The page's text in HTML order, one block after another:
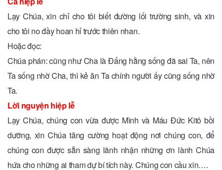
Lạy Chúa, xin chỉ cho tôi biết đường lối trường sinh, và xin
cho tôi no đầy hoan hỉ trước thiên nhan.
Hoặc đọc:
Chúa phán: cũng như Cha là Đấng hằng sống đã sai Ta, nên
Ta sống nhờ Cha, thì kẻ ăn Ta chính người ấy cũng sống nhờ
Ta.
Lời nguyện hiệp lễ
Lạy Chúa, chúng con vừa được Mình và Máu Ðức Kitô bồi
dưỡng, xin Chúa tăng cường hoạt động nơi chúng con, để
chúng con được sẵn sàng lãnh nhận những ơn lành Chúa
hứa cho những ai tham dự bí tích này. Chúng con cầu xin….